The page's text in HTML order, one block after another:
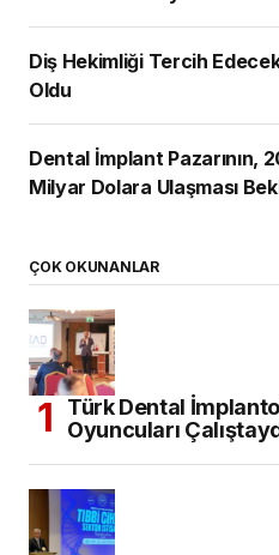
Diş Hekimliği Tercih Edecekler için
Oldu
Dental İmplant Pazarının,
Milyar Dolara Ulaşması
ÇOK OKUNANLAR
Türk Dental
Oyuncuları